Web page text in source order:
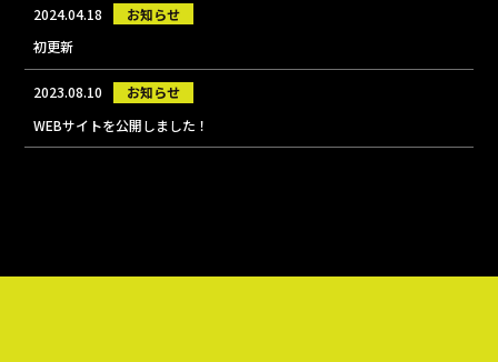
CLASS
クラス
PRICE
2024.04.18
お知らせ
初更新
2023.08.10
お知らせ
WEBサイトを公開しました！